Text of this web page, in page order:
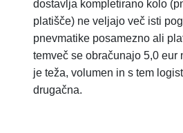
dostavlja kompletirano kolo
platišče) ne veljajo več isti
pnevmatike posamezno ali
temveč se obračunajo 5,0 eur
je teža, volumen in s tem
drugačna.